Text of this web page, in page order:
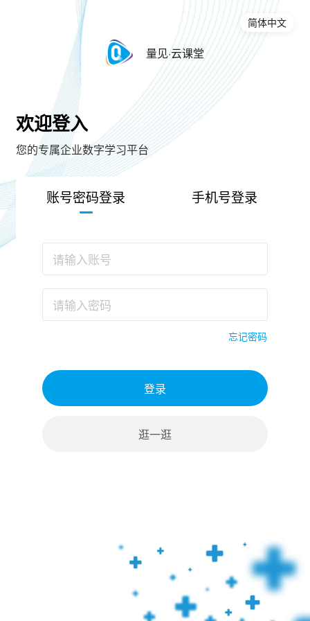
简体中文
量见·云课堂
欢迎登入
您的专属企业数字学习平台
账号密码登录 手机号登录
请输入账号
请输入密码
忘记密码
登录
逛一逛